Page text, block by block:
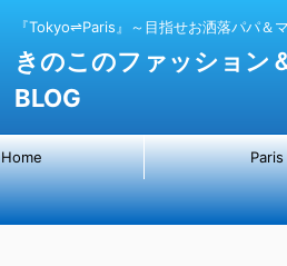
『Tokyo⇌Paris』～目指せお洒落パパ＆
きのこのファッション
BLOG
Home Paris